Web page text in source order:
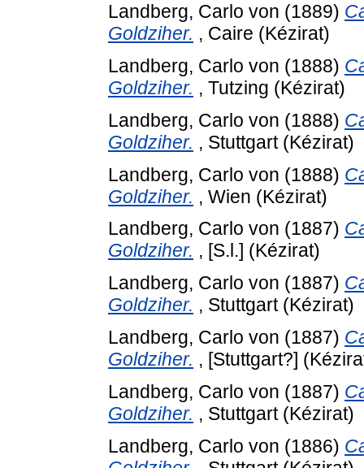
Landberg, Carlo von (1889)
Goldziher. , Caire (Kézirat)
Landberg, Carlo von (1888)
Goldziher. , Tutzing (Kézirat)
Landberg, Carlo von (1888)
Goldziher. , Stuttgart (Kézirat)
Landberg, Carlo von (1888)
Goldziher. , Wien (Kézirat)
Landberg, Carlo von (1887)
Goldziher. , [S.l.] (Kézirat)
Landberg, Carlo von (1887)
Goldziher. , Stuttgart (Kézirat)
Landberg, Carlo von (1887)
Goldziher. , [Stuttgart?]
Landberg, Carlo von (1887)
Goldziher. , Stuttgart (Kézirat)
Landberg, Carlo von (1886)